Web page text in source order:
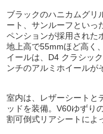
ブラックのハニカムグリ
ート、サンルーフといっ
ペンションが採用された
地上高で55mmほど高く
イールは、D4 クラシッ
ンチのアルミホイールが
室内は、レザーシートと
ッドを装備。V60ゆずり
割可倒式リアシートによ